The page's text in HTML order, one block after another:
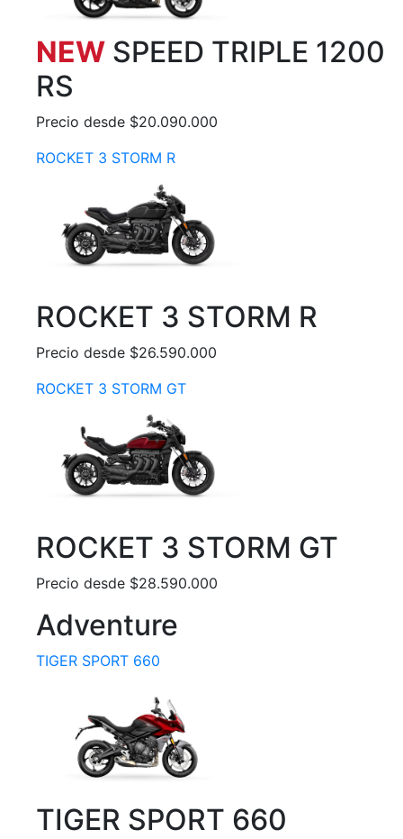
NEW SPEED TRIPLE 1200
RS
Precio desde $20.090.000
ROCKET 3 STORM R
ROCKET 3 STORM R
Precio desde $26.590.000
ROCKET 3 STORM GT
ROCKET 3 STORM GT
Precio desde $28.590.000
Adventure
TIGER SPORT 660
TIGER SPORT 660